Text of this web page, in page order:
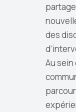
des
Au